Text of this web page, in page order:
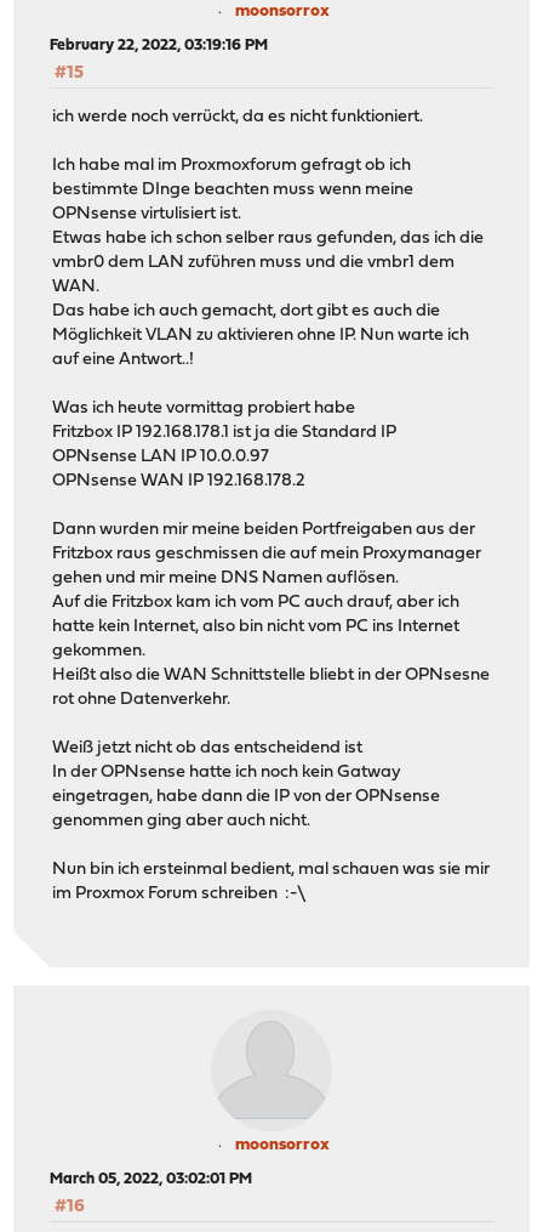
moonsorrox
February 22, 2022, 03:19:16 PM
#15
ich werde noch verrückt, da es nicht funktioniert.
Ich habe mal im Proxmoxforum gefragt ob ich
bestimmte DInge beachten muss wenn meine
OPNsense virtulisiert ist.
Etwas habe ich schon selber raus gefunden, das ich die
vmbr0 dem LAN zuführen muss und die vmbr1 dem
WAN.
Das habe ich auch gemacht, dort gibt es auch die
Möglichkeit VLAN zu aktivieren ohne IP. Nun warte ich
auf eine Antwort..!
Was ich heute vormittag probiert habe
Fritzbox IP 192.168.178.1 ist ja die Standard IP
OPNsense LAN IP 10.0.0.97
OPNsense WAN IP 192.168.178.2
Dann wurden mir meine beiden Portfreigaben aus der
Fritzbox raus geschmissen die auf mein Proxymanager
gehen und mir meine DNS Namen auflösen.
Auf die Fritzbox kam ich vom PC auch drauf, aber ich
hatte kein Internet, also bin nicht vom PC ins Internet
gekommen.
Heißt also die WAN Schnittstelle bliebt in der OPNsesne
rot ohne Datenverkehr.
Weiß jetzt nicht ob das entscheidend ist
In der OPNsense hatte ich noch kein Gatway
eingetragen, habe dann die IP von der OPNsense
genommen ging aber auch nicht.
Nun bin ich ersteinmal bedient, mal schauen was sie mir
im Proxmox Forum schreiben :-\
moonsorrox
March 05, 2022, 03:02:01 PM
#16